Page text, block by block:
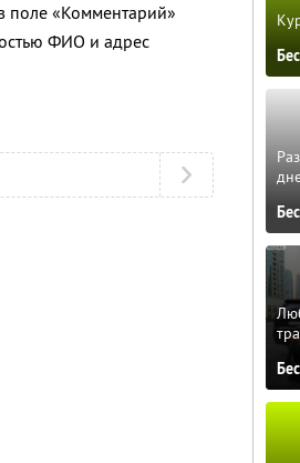
поле «Комментарий»
ФИО и адрес